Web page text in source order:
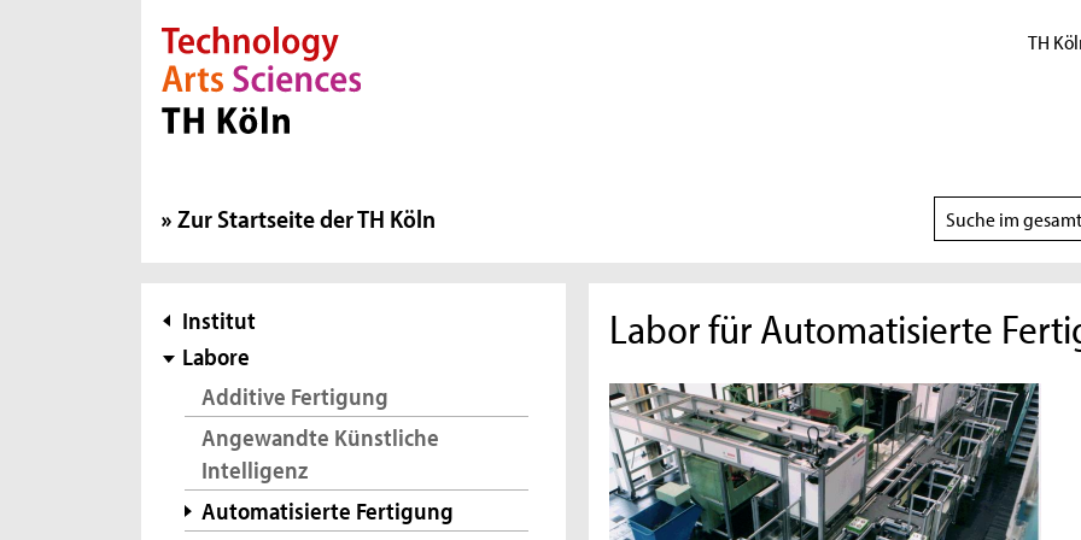
Direkt zur Hauptnavigation
Direkt zur Subnavigation
Direkt zum Inhalt
Direkt zum Fußbereich TH
Zur Startseite der TH Köln
Suchbereich
wählen
Subnavigation
Institut
Labore
Additive Fertigung
Angewandte Künstliche
Intelligenz
Automatisierte Fertigung
Labor für Automatisierte